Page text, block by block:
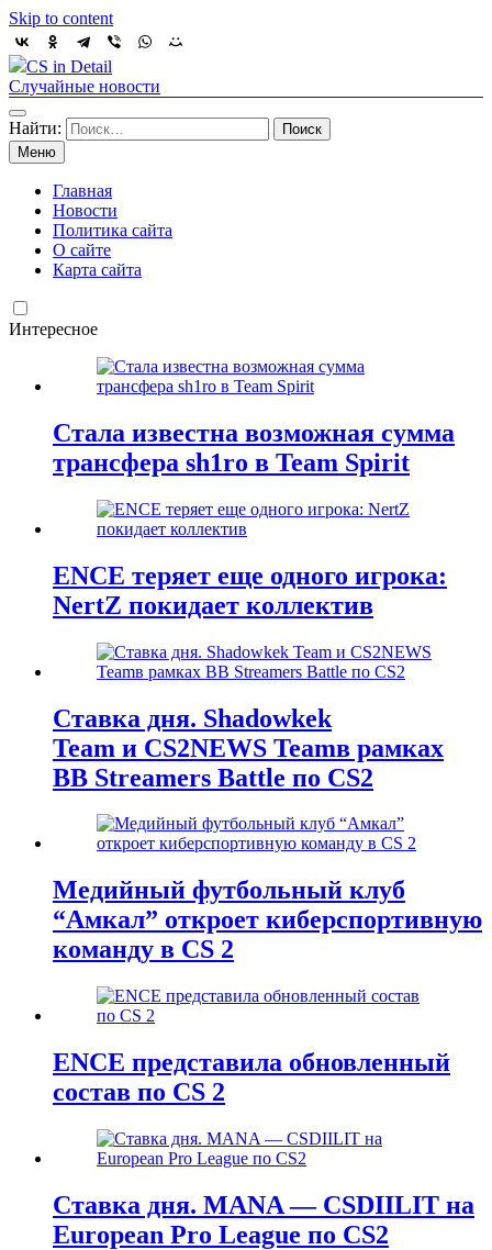
Skip to content
CS in Detail
Случайные новости
Найти:
Меню
Главная
Новости
Политика сайта
О сайте
Карта сайта
Интересное
Стала известна возможная сумма
трансфера sh1ro в Team Spirit
ENCE теряет еще одного игрока:
NertZ покидает коллектив
Ставка дня. Shadowkek
Team и CS2NEWS Teamв рамках
BB Streamers Battle по CS2
Медийный футбольный клуб
“Амкал” откроет киберспортивную
команду в CS 2
ENCE представила обновленный
состав по CS 2
Ставка дня. MANA — CSDIILIT на
European Pro League по CS2